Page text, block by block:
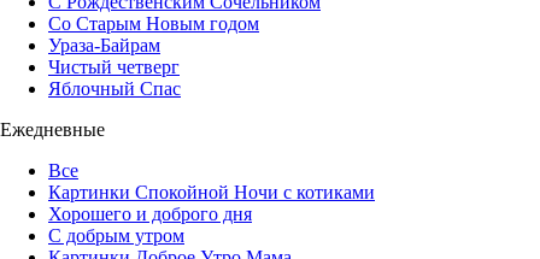
Со Старым Новым годом
Ураза-Байрам
Чистый четверг
Яблочный Спас
Ежедневные
Все
Картинки Спокойной Ночи с котиками
Хорошего и доброго дня
С добрым утром